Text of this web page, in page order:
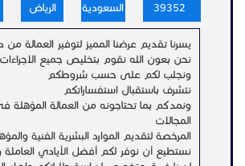
السعودية
الرياض
يسرنا تقديم عرضنا المميز لتوفير العمالة من
نحن بعون الله نقوم بتخليص جميع
ونجلب لكم على حسب شروطكم
نتشرف باستقبال استفساراتكم
ونمدكم بما تحتاجونه من العمالة المؤهلة
المجالات
المرخصة لتقديم الموارد البشرية الفنية
نستطيع أن نوفر لكم أفضل الأيادي العاملة